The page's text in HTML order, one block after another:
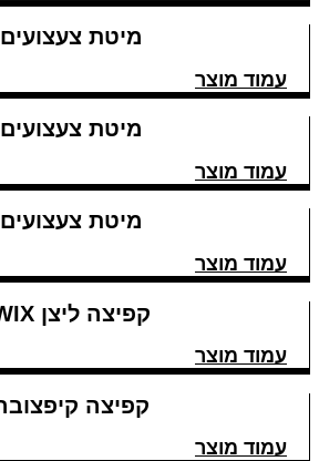
מיטת צעצועים
עמוד מוצר
מיטת צעצועים
עמוד מוצר
מיטת צעצועים
עמוד מוצר
קפיצה ליצן WIX
עמוד מוצר
קפיצה
עמוד מוצר